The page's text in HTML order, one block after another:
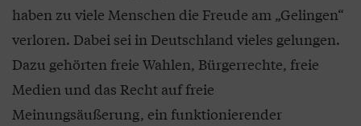
haben zu viele Menschen die Freude am „Gelingen“
verloren. Dabei sei in Deutschland vieles gelungen.
Dazu gehörten freie Wahlen, Bürgerrechte, freie
Medien und das Recht auf freie
Meinungsäußerung, ein funktionierender